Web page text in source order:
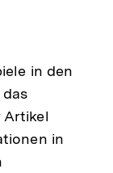
in den
Artikel
in